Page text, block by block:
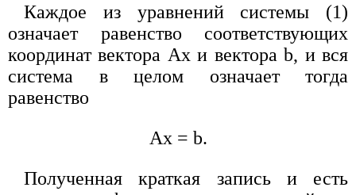
Каждое из уравнений системы (1)
означает равенство соответствующих
координат вектора Ах и вектора b, и вся
система в целом означает тогда
равенство
Ах = b.
Полученная краткая запись и есть